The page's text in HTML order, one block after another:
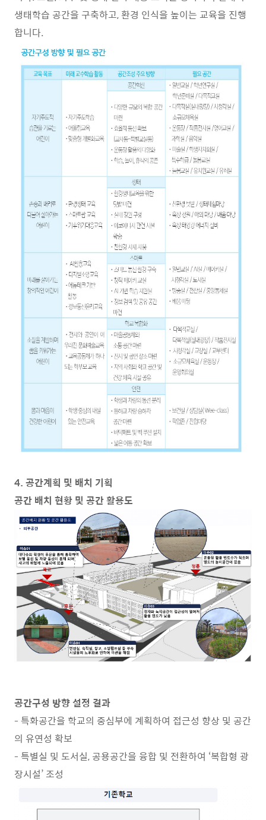
생태학습 공간을 구축하고, 환경 인식을 높이는 교육을 진행
합니다.
4. 공간계획 및 배치 기획
공간 배치 현황 및 공간 활용도
공간구성 방향 설정 결과
- 특화공간을 학교의 중심부에 계획하여 접근성 향상 및 공간
의 유연성 확보
- 특별실 및 도서실, 공용공간을 융합 및 전환하여 ‘복합형 광
장시설’ 조성